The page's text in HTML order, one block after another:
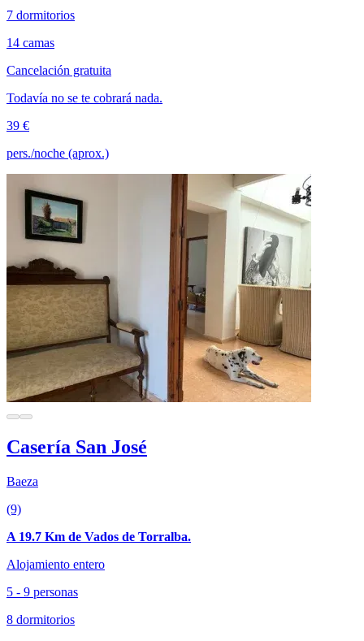
7 dormitorios
14 camas
Cancelación gratuita
Todavía no se te cobrará nada.
39 €
pers./noche (aprox.)
Casería San José
Baeza
(9)
A 19.7 Km de Vados de Torralba.
Alojamiento entero
5 - 9 personas
8 dormitorios